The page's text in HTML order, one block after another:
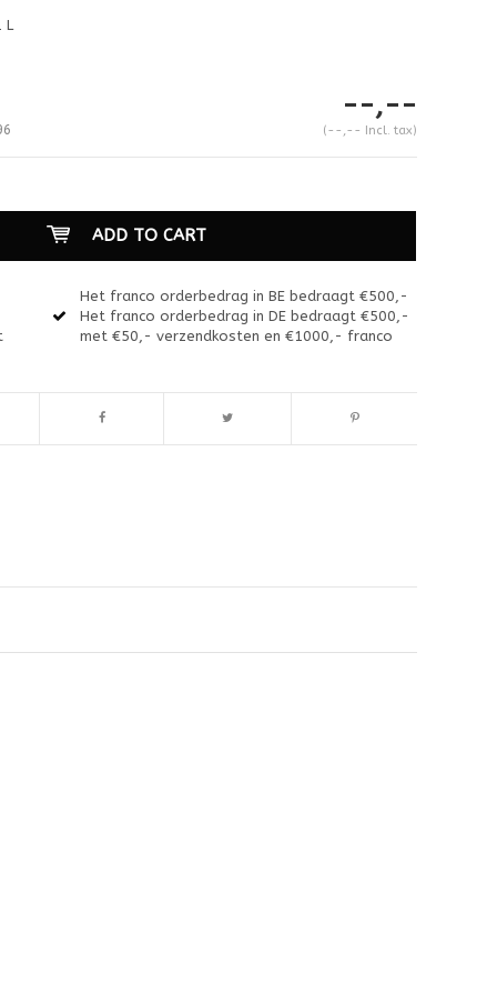
--,--
(--,-- Incl. tax)
ADD TO CART
Het franco orderbedrag in BE bedraagt €500,-
Het franco orderbedrag in DE bedraagt €500,-
met €50,- verzendkosten en €1000,- franco